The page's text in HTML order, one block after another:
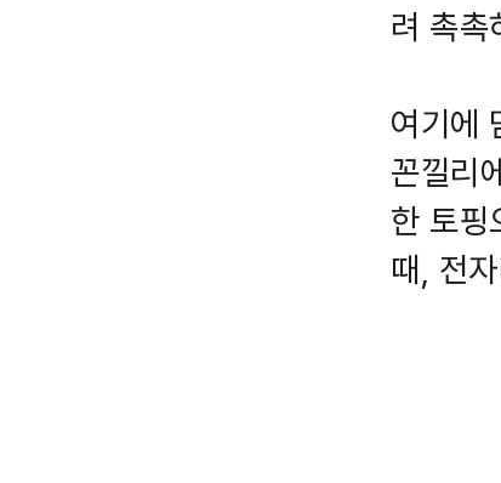
려 촉촉
여기에
꼰낄리
한 토핑
때, 전